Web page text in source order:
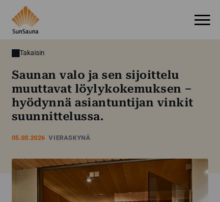
Takaisin
05.03.2026 VIERASKYNÄ
Saunan valo ja sen sijoittelu
muuttavat löylykokemuksen –
hyödynnä asiantuntijan vinkit
suunnittelussa.